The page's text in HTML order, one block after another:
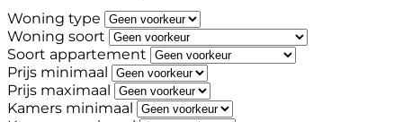
Woning type
Woning soort
Soort appartement
Prijs minimaal
Prijs maximaal
Kamers minimaal